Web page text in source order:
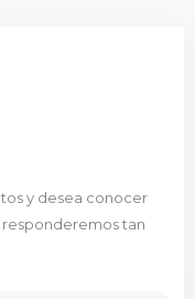
y desea conocer
responderemos tan